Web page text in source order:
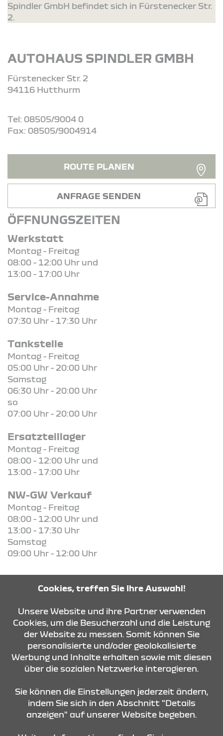
Spindler GmbH befindet sich in Fürstenecker Str.
2.
AUTOHAUS SPINDLER GMBH
Fürstenecker Str. 2
94116 Hutthurm
Tel: 08505/9004 0
Fax: 08505/9004914
ROUTE PLANEN
ANFRAGE SENDEN
ÖFFNUNGSZEITEN
Werkstatt
Montag - Freitag
08:00 - 12:00 Uhr und
13:00 - 17:00 Uhr
Service-Annahme
Montag - Freitag
07:30 Uhr - 17:30 Uhr
Tankstelle
Montag - Freitag
05:00 Uhr - 20:00 Uhr
Samstag
06:30 Uhr - 20:00 Uhr
so
07:00 Uhr - 20:00 Uhr
Ersatzteillager
Montag - Freitag
08:00 - 12:00 Uhr und
13:00 - 17:00 Uhr
NW-GW Verkauf
Montag - Freitag
08:00 - 12:00 Uhr und
13:00 - 17:30 Uhr
Samstag
09:00 Uhr - 12:00 Uhr
ÖFFNUNGSZEITEN
Cookies, treffen Sie Ihre Auswahl!
Unsere Website und ihre Partner verwenden
Cookies, um die Besucherzahl und die Leistung
der Website zu messen. Somit können Sie
personalisierte und/oder geolokalisierte
Werbung und Inhalte erhalten sowie mit diesen
über die sozialen Netzwerke interagieren.
Sie können die Einstellungen jederzeit ändern,
indem Sie sich in den Abschnitt "Details
anzeigen" auf unserer Website begeben.